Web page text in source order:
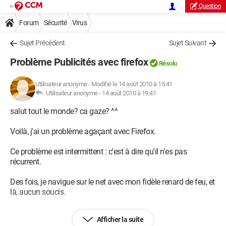
Question
Forum Sécurité Virus
Sujet Précédent Sujet Suivant
Problème Publicités avec firefox Résolu
Utilisateur anonyme- Modifié le 14 août 2010 à 15:41
Utilisateur anonyme - 14 août 2010 à 19:41
salut tout le monde? ca gaze? ^^
Voilà, j'ai un problème agaçant avec Firefox.
Ce problème est intermittent : c'est à dire qu'il n'es pas
récurrent.
Des fois, je navigue sur le net avec mon fidèle renard de feu, et
là, aucun soucis.
Par moment, je navigue toujours avec cet animal à poil roux,
et là des publicités s'ouvrent dans une autre fenêtre.
Afficher la suite